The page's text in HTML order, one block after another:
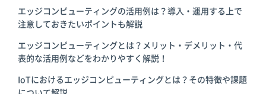
エッジコンピューティングの活用例は？導入・運用する上で
注意しておきたいポイントも解説
エッジコンピューティングとは？メリット・デメリット・代
表的な活用例などをわかりやすく解説！
IoTにおけるエッジコンピューティングとは？その特徴や課題